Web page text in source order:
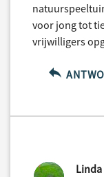
voor jong tot
vrijwilligers